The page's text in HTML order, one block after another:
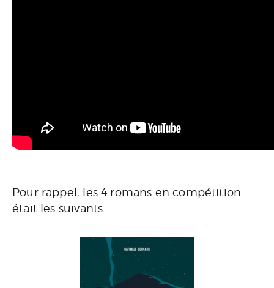
Pour rappel, les 4 romans en compétition
était les suivants :